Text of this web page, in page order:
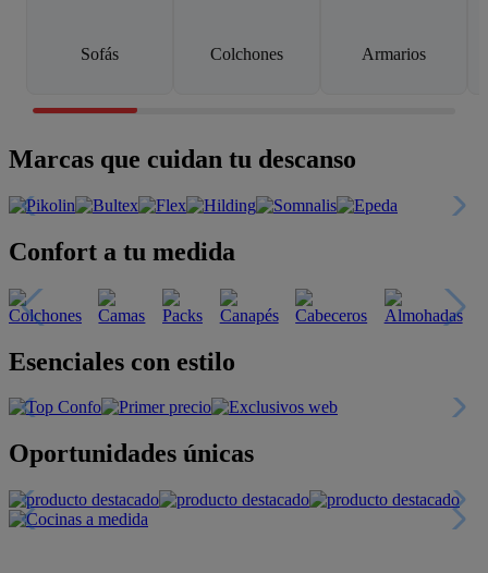
Sofás Colchones Armarios
Marcas que cuidan tu descanso
Confort a tu medida
Esenciales con estilo
Oportunidades únicas